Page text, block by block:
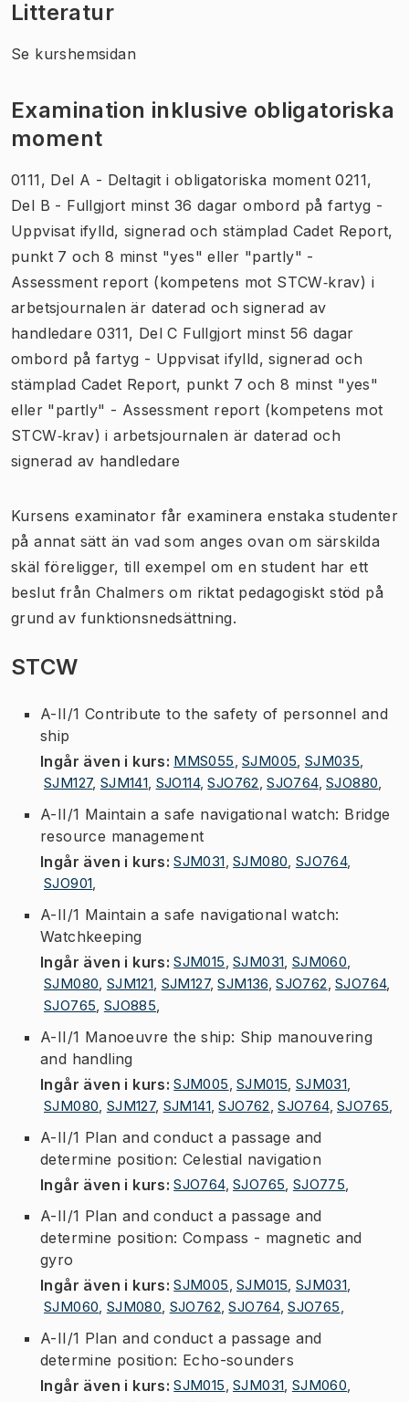
Litteratur
Se kurshemsidan
Examination inklusive obligatoriska
moment
0111, Del A - Deltagit i obligatoriska moment 0211,
Del B - Fullgjort minst 36 dagar ombord på fartyg -
Uppvisat ifylld, signerad och stämplad Cadet Report,
punkt 7 och 8 minst "yes" eller "partly" -
Assessment report (kompetens mot STCW‐krav) i
arbetsjournalen är daterad och signerad av
handledare 0311, Del C Fullgjort minst 56 dagar
ombord på fartyg - Uppvisat ifylld, signerad och
stämplad Cadet Report, punkt 7 och 8 minst "yes"
eller "partly" - Assessment report (kompetens mot
STCW‐krav) i arbetsjournalen är daterad och
signerad av handledare
Kursens examinator får examinera enstaka studenter
på annat sätt än vad som anges ovan om särskilda
skäl föreligger, till exempel om en student har ett
beslut från Chalmers om riktat pedagogiskt stöd på
grund av funktionsnedsättning.
STCW
A-II/1 Contribute to the safety of personnel and
ship
Ingår även i kurs: MMS055 SJM005 SJM035
SJM127, SJM141 SJO114, SJO762 SJO764, SJO880
A-II/1 Maintain a safe navigational watch: Bridge
resource management
Ingår även i kurs: SJM031 SJM080 SJO764,
SJO901
A-II/1 Maintain a safe navigational watch:
Watchkeeping
Ingår även i kurs: SJM015 SJM031 SJM060
SJM080 SJM121 SJM127, SJM136 SJO762 SJO764,
SJO765 SJO885
A-II/1 Manoeuvre the ship: Ship manouvering
and handling
Ingår även i kurs: SJM005 SJM015 SJM031
SJM080 SJM127, SJM141 SJO762 SJO764, SJO765
A-II/1 Plan and conduct a passage and
determine position: Celestial navigation
Ingår även i kurs: SJO764, SJO765 SJO775
A-II/1 Plan and conduct a passage and
determine position: Compass - magnetic and
gyro
Ingår även i kurs: SJM005 SJM015 SJM031
SJM060 SJM080 SJO762 SJO764, SJO765
A-II/1 Plan and conduct a passage and
determine position: Echo-sounders
Ingår även i kurs: SJM015 SJM031 SJM060